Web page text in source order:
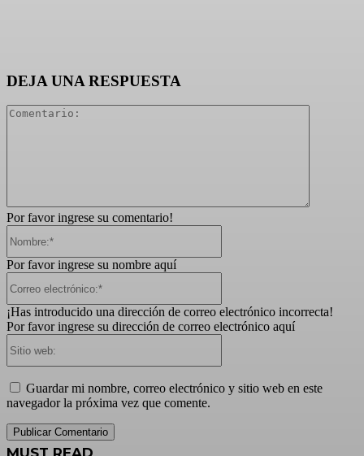
DEJA UNA RESPUESTA
Por favor ingrese su comentario!
Por favor ingrese su nombre aquí
¡Has introducido una dirección de correo electrónico incorrecta!
Por favor ingrese su dirección de correo electrónico aquí
Guardar mi nombre, correo electrónico y sitio web en este
navegador la próxima vez que comente.